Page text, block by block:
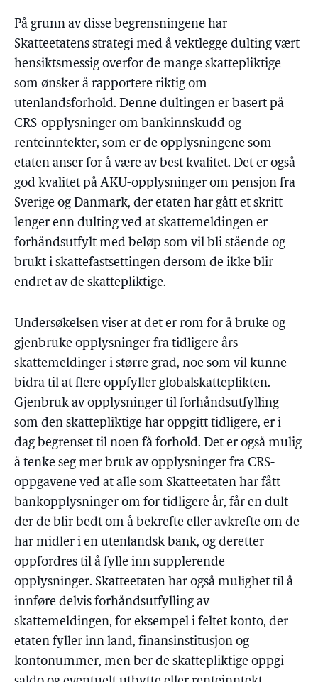
På grunn av disse begrensningene har
Skatteetatens strategi med å vektlegge dulting vært
hensiktsmessig overfor de mange skattepliktige
som ønsker å rapportere riktig om
utenlandsforhold. Denne dultingen er basert på
CRS-opplysninger om bankinnskudd og
renteinntekter, som er de opplysningene som
etaten anser for å være av best kvalitet. Det er også
god kvalitet på AKU-opplysninger om pensjon fra
Sverige og Danmark, der etaten har gått et skritt
lenger enn dulting ved at skattemeldingen er
forhåndsutfylt med beløp som vil bli stående og
brukt i skattefastsettingen dersom de ikke blir
endret av de skattepliktige.
Undersøkelsen viser at det er rom for å bruke og
gjenbruke opplysninger fra tidligere års
skattemeldinger i større grad, noe som vil kunne
bidra til at flere oppfyller globalskatteplikten.
Gjenbruk av opplysninger til forhåndsutfylling
som den skattepliktige har oppgitt tidligere, er i
dag begrenset til noen få forhold. Det er også mulig
å tenke seg mer bruk av opplysninger fra CRS-
oppgavene ved at alle som Skatteetaten har fått
bankopplysninger om for tidligere år, får en dult
der de blir bedt om å bekrefte eller avkrefte om de
har midler i en utenlandsk bank, og deretter
oppfordres til å fylle inn supplerende
opplysninger. Skatteetaten har også mulighet til å
innføre delvis forhåndsutfylling av
skattemeldingen, for eksempel i feltet konto, der
etaten fyller inn land, finansinstitusjon og
kontonummer, men ber de skattepliktige oppgi